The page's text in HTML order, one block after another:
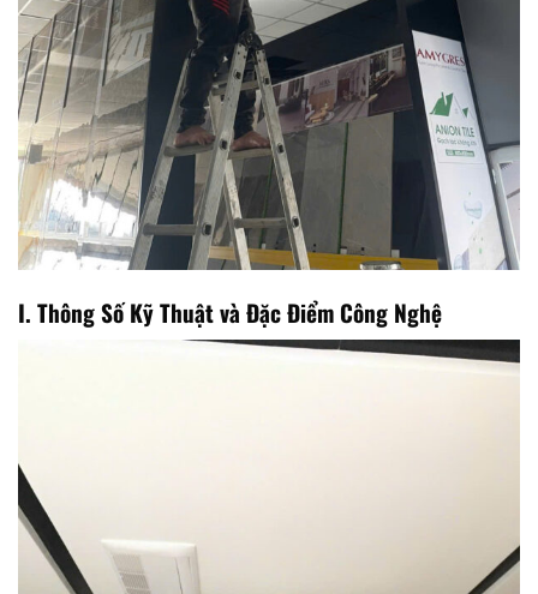
I. Thông Số Kỹ Thuật và Đặc Điểm Công Nghệ